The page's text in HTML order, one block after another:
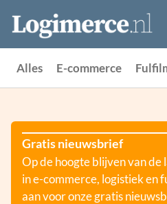
Vacatures
Events
Alles E-commerce
Gratis nieuwsbrief
Op de hoogte blijven van
in e-commerce, logistiek en
aan voor onze gratis